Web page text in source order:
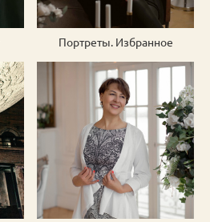
Портреты. Избранное